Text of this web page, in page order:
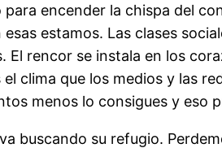
para encender la chispa del
esas estamos. Las clases
El rencor se instala en los
el clima que los medios y las
menos lo consigues y eso
buscando su refugio.